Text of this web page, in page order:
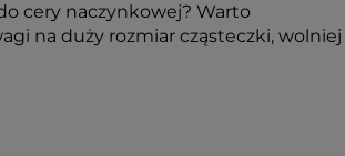
cery naczynkowej? Warto
na duży rozmiar cząsteczki, wolniej